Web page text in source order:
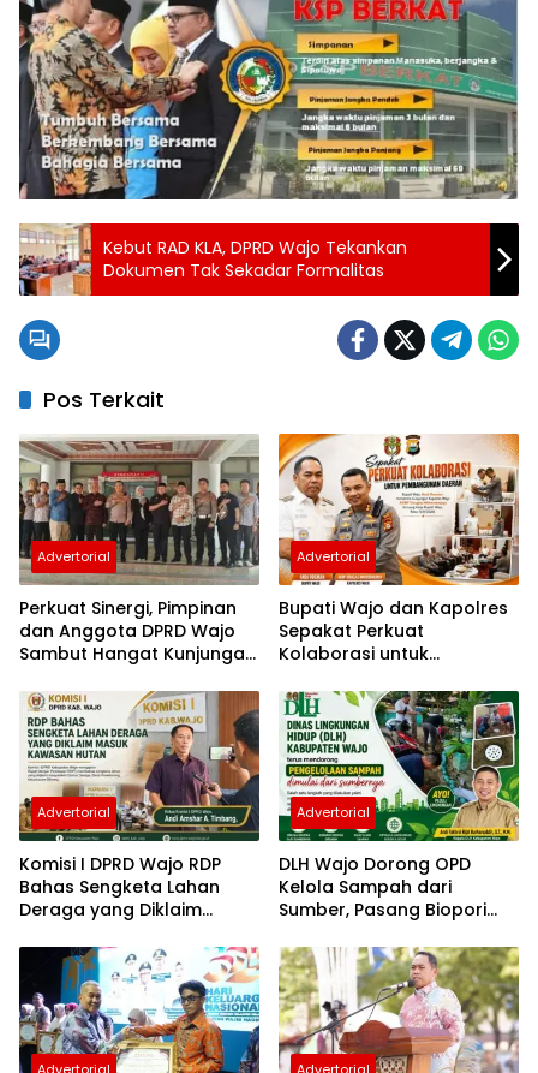
Kebut RAD KLA, DPRD Wajo Tekankan
Dokumen Tak Sekadar Formalitas
Pos Terkait
Advertorial
Perkuat Sinergi, Pimpinan
dan Anggota DPRD Wajo
Sambut Hangat Kunjungan
yang Baru
Advertorial
Bupati Wajo dan Kapolres
Sepakat Perkuat
Kolaborasi untuk
Advertorial
Komisi I DPRD Wajo RDP
Bahas Sengketa Lahan
Deraga yang Diklaim
Advertorial
DLH Wajo Dorong OPD
Kelola Sampah dari
Sumber, Pasang Biopori
Penampungan Botol
Plastik